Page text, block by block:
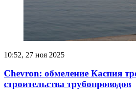
10:52, 27 ноя 2025
Chevron: обмеление Каспия
строительства трубопроводов